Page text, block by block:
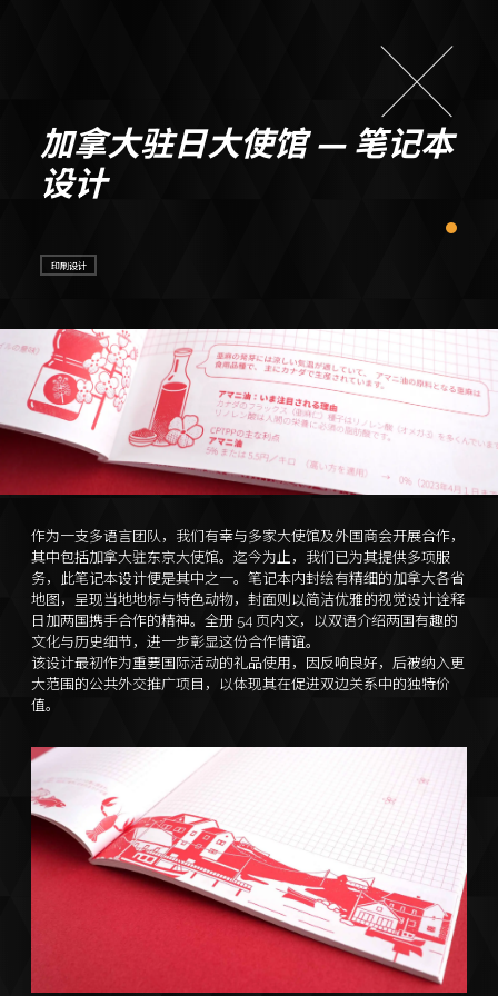
加拿大驻日大使馆 — 笔记本
设计
印刷设计
作为一支多语言团队，我们有幸与多家大使馆及外国商会开展合作，
其中包括加拿大驻东京大使馆。迄今为止，我们已为其提供多项服
务，此笔记本设计便是其中之一。笔记本内封绘有精细的加拿大各省
地图，呈现当地地标与特色动物，封面则以简洁优雅的视觉设计诠释
日加两国携手合作的精神。全册 54 页内文，以双语介绍两国有趣的
文化与历史细节，进一步彰显这份合作情谊。
该设计最初作为重要国际活动的礼品使用，因反响良好，后被纳入更
大范围的公共外交推广项目，以体现其在促进双边关系中的独特价
值。